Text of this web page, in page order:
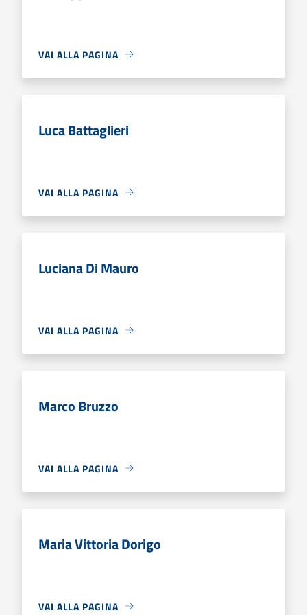
VAI ALLA PAGINA
Luca Battaglieri
VAI ALLA PAGINA
Luciana Di Mauro
VAI ALLA PAGINA
Marco Bruzzo
VAI ALLA PAGINA
Maria Vittoria Dorigo
VAI ALLA PAGINA